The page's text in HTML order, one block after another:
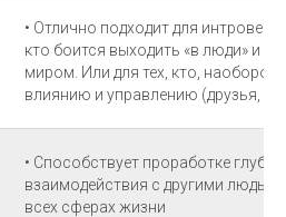
• Отлично подходит для
кто боится выходить «в люди» и
миром. Или для тех, кто,
влиянию и управлению (друзья,
• Способствует проработке
взаимодействия с другими
всех сферах жизни